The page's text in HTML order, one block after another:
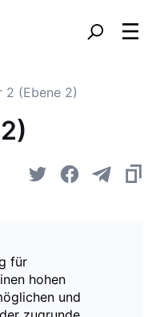
2 (Ebene 2)
für
hohen
und